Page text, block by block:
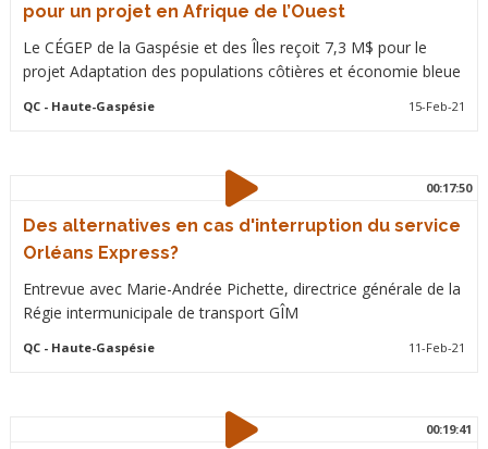
pour un projet en Afrique de l’Ouest
Le CÉGEP de la Gaspésie et des Îles reçoit 7,3 M$ pour le
projet Adaptation des populations côtières et économie bleue
QC- Haute-Gaspésie 15-Feb-21
00:17:50
Des alternatives en cas d'interruption du service
Orléans Express?
Entrevue avec Marie-Andrée Pichette, directrice générale de la
Régie intermunicipale de transport GÎM
QC- Haute-Gaspésie 11-Feb-21
00:19:41